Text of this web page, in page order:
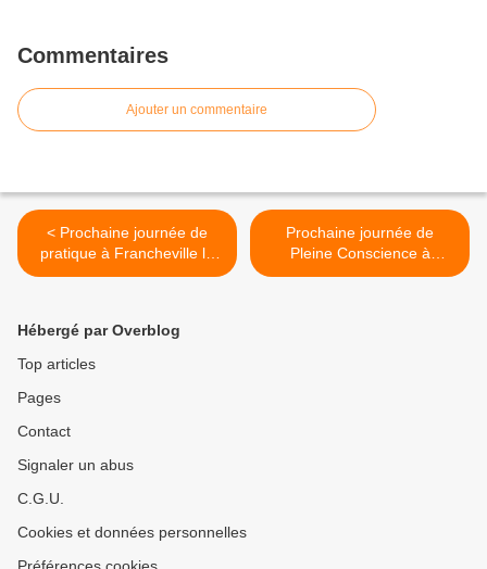
Commentaires
Ajouter un commentaire
< Prochaine journée de
pratique à Francheville le
Dimanche 8 Février 2026
Prochaine journée de
Pleine Conscience à
Roanne le 16/02 >
Hébergé par Overblog
Top articles
Pages
Contact
Signaler un abus
C.G.U.
Cookies et données personnelles